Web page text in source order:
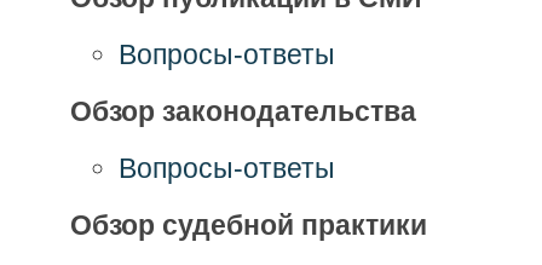
Вопросы-ответы
Обзор законодательства
Вопросы-ответы
Обзор судебной практики